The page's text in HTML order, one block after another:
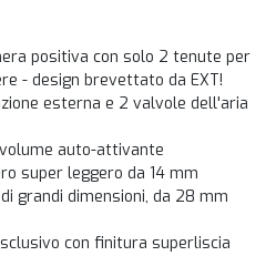
positiva con solo 2 tenute per
- design brevettato da EXT!
esterna e 2 valvole dell'aria
auto-attivante
super leggero da 14 mm
grandi dimensioni, da 28 mm
con finitura superliscia